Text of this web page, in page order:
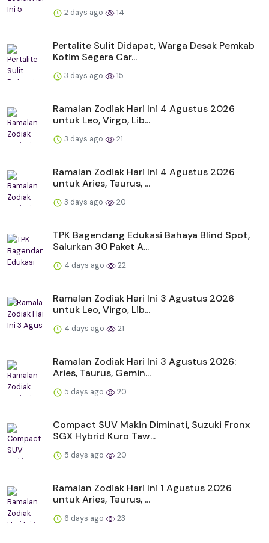
2 days ago 14
Pertalite Sulit Didapat, Warga Desak Pemkab
Kotim Segera Car...
3 days ago 15
Ramalan Zodiak Hari Ini 4 Agustus 2026
untuk Leo, Virgo, Lib...
3 days ago 21
Ramalan Zodiak Hari Ini 4 Agustus 2026
untuk Aries, Taurus, ...
3 days ago 20
TPK Bagendang Edukasi Bahaya Blind Spot,
Salurkan 30 Paket A...
4 days ago 22
Ramalan Zodiak Hari Ini 3 Agustus 2026
untuk Leo, Virgo, Lib...
4 days ago 21
Ramalan Zodiak Hari Ini 3 Agustus 2026:
Aries, Taurus, Gemin...
5 days ago 20
Compact SUV Makin Diminati, Suzuki Fronx
SGX Hybrid Kuro Taw...
5 days ago 20
Ramalan Zodiak Hari Ini 1 Agustus 2026
untuk Aries, Taurus, ...
6 days ago 23